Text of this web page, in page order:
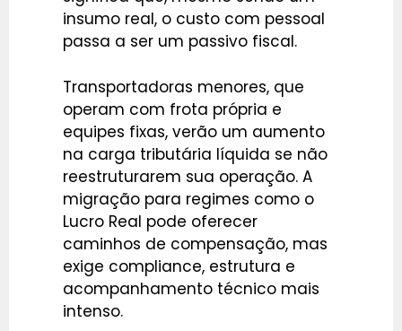
insumo real, o custo com pessoal
passa a ser um passivo fiscal.
Transportadoras menores, que
operam com frota própria e
equipes fixas, verão um aumento
na carga tributária líquida se não
reestruturarem sua operação. A
migração para regimes como o
Lucro Real pode oferecer
caminhos de compensação, mas
exige compliance, estrutura e
acompanhamento técnico mais
intenso.